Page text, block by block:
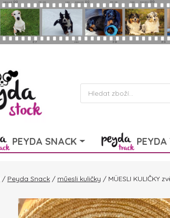
Products
search
PEYDA SNACK
/ Peyda Snack / műesli kuličky / MÜESLI KULIČKY